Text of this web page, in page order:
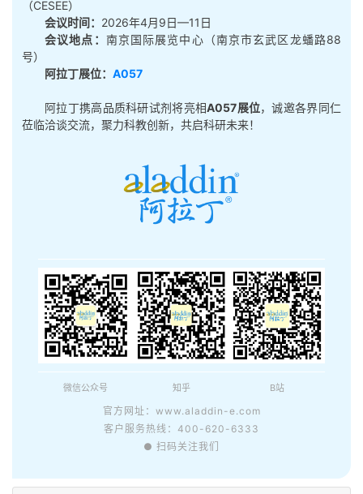
（CESEE）
会议时间： 2026年4月9日—11日
会议地点： 南京国际展览中心（南京市玄武区龙蟠路88
号）
阿拉丁展位： A057
阿拉丁携高品质科研试剂将亮相A057展位，诚邀各界同仁
莅临洽谈交流，聚力科教创新，共启科研未来！
微信公众号 知乎 B站
官方网址：www.aladdin-e.com
客户服务热线：400-620-6333
● 扫码关注我们